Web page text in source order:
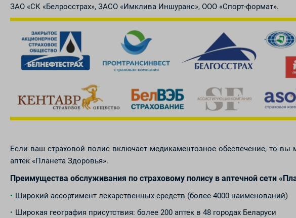
ЗАО «СК «Белросстрах», ЗАСО «Имклива Иншуранс», ООО «Спорт-формат».
Если ваш страховой полис включает медикаментозное обеспечение, то вы
аптек «Планета Здоровья».
Преимущества обслуживания по страховому полису в аптечной сети
Широкий ассортимент лекарственных средств (более 4000 наименований)
Широкая география присутствия: более 200 аптек в 48 городах Беларуси